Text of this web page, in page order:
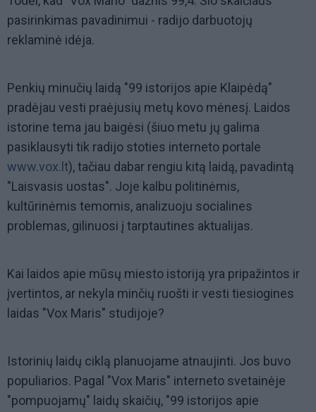
pasirinkimas pavadinimui - radijo darbuotojų
reklaminė idėja.
Penkių minučių laidą "99 istorijos apie Klaipėdą"
pradėjau vesti praėjusių metų kovo mėnesį. Laidos
istorine tema jau baigėsi (šiuo metu jų galima
pasiklausyti tik radijo stoties interneto portale
www.vox.lt), tačiau dabar rengiu kitą laidą, pavadintą
"Laisvasis uostas". Joje kalbu politinėmis,
kultūrinėmis temomis, analizuoju socialines
problemas, gilinuosi į tarptautines aktualijas.
Kai laidos apie mūsų miesto istoriją yra pripažintos ir
įvertintos, ar nekyla minčių ruošti ir vesti tiesiogines
laidas "Vox Maris" studijoje?
Istorinių laidų ciklą planuojame atnaujinti. Jos buvo
populiarios. Pagal "Vox Maris" interneto svetainėje
"pompuojamų" laidų skaičių, "99 istorijos apie